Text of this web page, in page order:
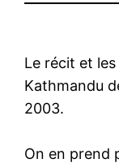
Le récit et
Kathmandu
2003.
On en prend